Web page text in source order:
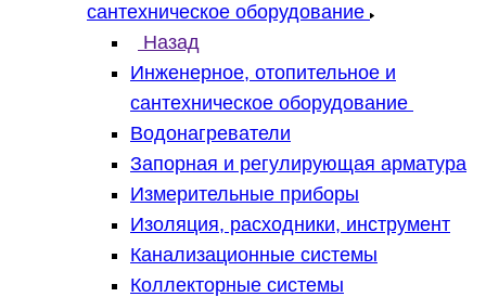
сантехническое оборудование
Назад
Инженерное, отопительное и
сантехническое оборудование
Водонагреватели
Запорная и регулирующая арматура
Измерительные приборы
Изоляция, расходники, инструмент
Канализационные системы
Коллекторные системы